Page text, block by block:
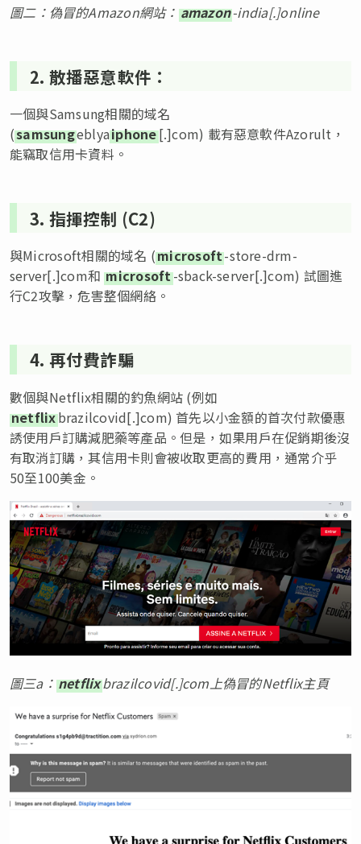
圖二：偽冒的Amazon網站： amazon-india[.]online
2. 散播惡意軟件：
一個與Samsung相關的域名
(samsungeblyaiphone[.]com) 載有惡意軟件Azorult，
能竊取信用卡資料。
3. 指揮控制 (C2)
與Microsoft相關的域名 (microsoft-store-drm-
server[.]com和microsoft-sback-server[.]com) 試圖進
行C2攻擊，危害整個網絡。
4. 再付費詐騙
數個與Netflix相關的釣魚網站 (例如
netflixbrazilcovid[.]com) 首先以小金額的首次付款優惠
誘使用戶訂購減肥藥等產品。但是，如果用戶在促銷期後沒
有取消訂購，其信用卡則會被收取更高的費用，通常介乎
50至100美金。
圖三a： netflixbrazilcovid[.]com上偽冒的Netflix主頁